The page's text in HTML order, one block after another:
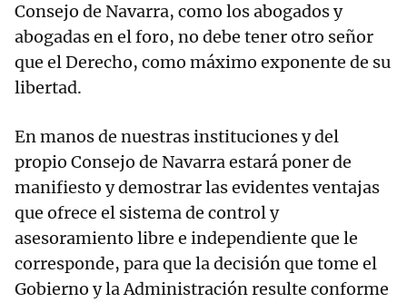
Consejo de Navarra, como los abogados y
abogadas en el foro, no debe tener otro señor
que el Derecho, como máximo exponente de su
libertad.
En manos de nuestras instituciones y del
propio Consejo de Navarra estará poner de
manifiesto y demostrar las evidentes ventajas
que ofrece el sistema de control y
asesoramiento libre e independiente que le
corresponde, para que la decisión que tome el
Gobierno y la Administración resulte conforme